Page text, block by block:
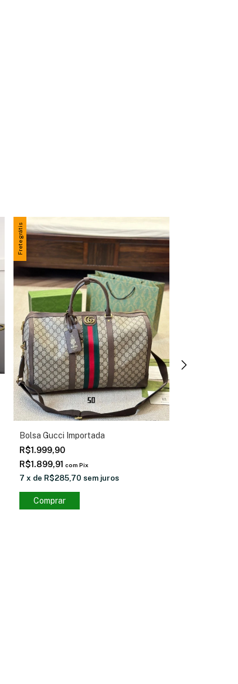
Frete grátis
Bolsa Gucci Importada
R$1.999,90
R$1.899,91 com Pix
7 x de R$285,70 sem juros
Comprar